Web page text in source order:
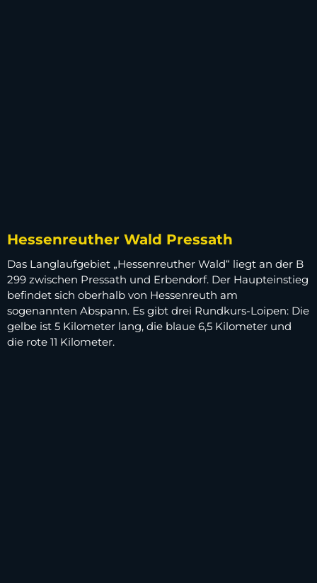
Hessenreuther Wald Pressath
Das Langlaufgebiet „Hessenreuther Wald“ liegt an der B
299 zwischen Pressath und Erbendorf. Der Haupteinstieg
befindet sich oberhalb von Hessenreuth am
sogenannten Abspann. Es gibt drei Rundkurs-Loipen: Die
gelbe ist 5 Kilometer lang, die blaue 6,5 Kilometer und
die rote 11 Kilometer.